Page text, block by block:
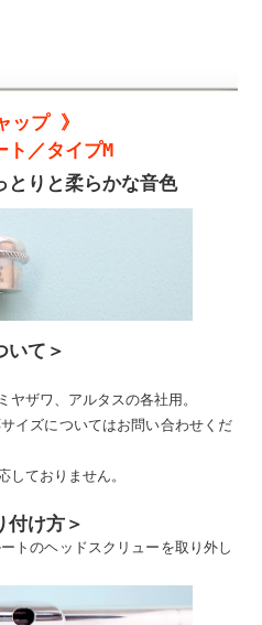
ップ 》
ト／タイプM
とりと柔らかな音色
いて＞
ヤザワ、アルタスの各社用。
イズについてはお問い合わせくだ
ておりません。
付け方＞
トのヘッドスクリューを取り外し